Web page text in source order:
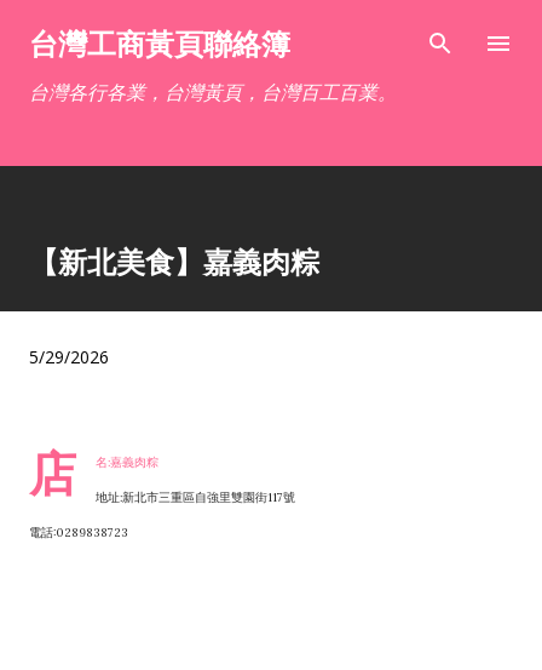
跳到主要內容
台灣工商黃頁聯絡簿
台灣各行各業，台灣黃頁，台灣百工百業。
【新北美食】嘉義肉粽
5/29/2026
店 名:嘉義肉粽
地址:新北市三重區自強里雙園街117號
電話:0289838723